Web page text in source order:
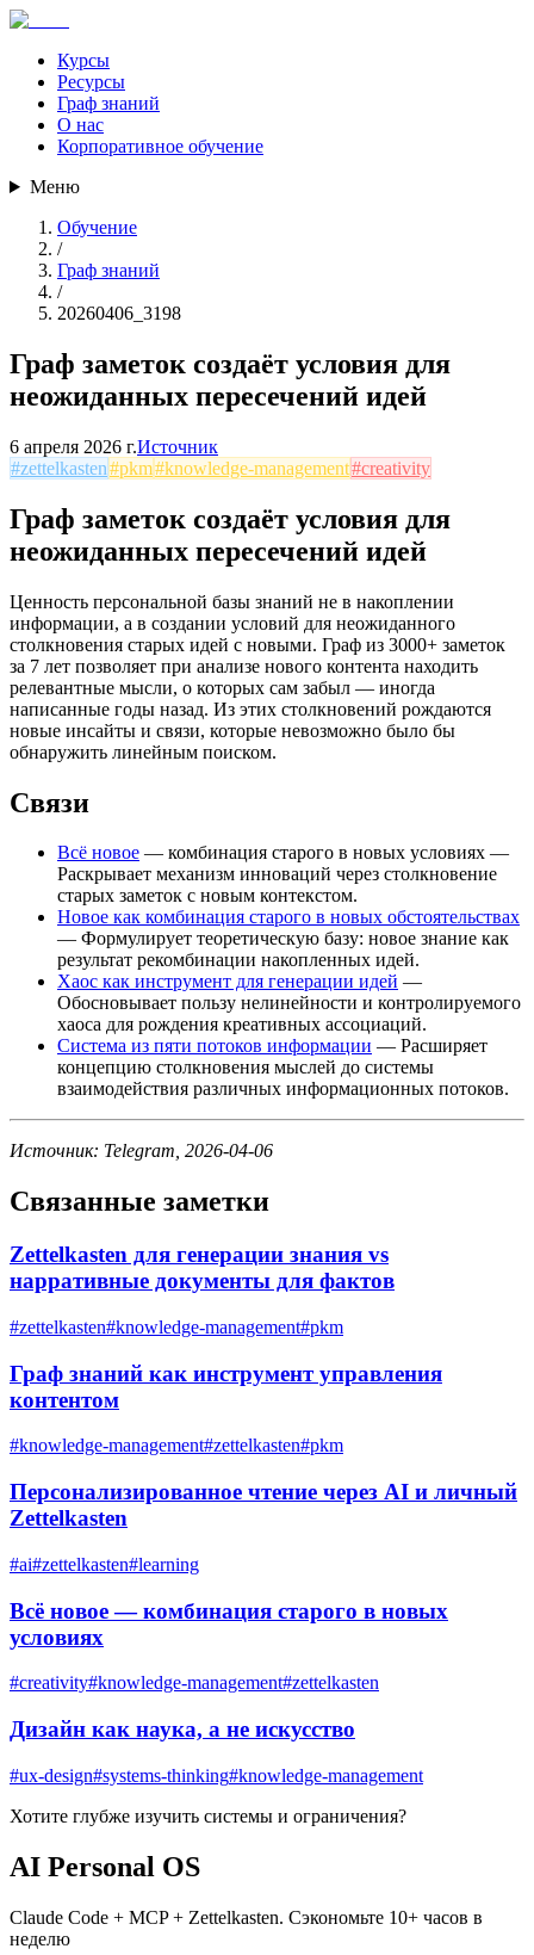
Курсы
Ресурсы
Граф знаний
О нас
Корпоративное обучение
Меню
Обучение
/
Граф знаний
/
20260406_3198
Граф заметок создаёт условия для
неожиданных пересечений идей
6 апреля 2026 г.Источник
#zettelkasten#pkm#knowledge-management#creativity
Граф заметок создаёт условия для
неожиданных пересечений идей
Ценность персональной базы знаний не в накоплении
информации, а в создании условий для неожиданного
столкновения старых идей с новыми. Граф из 3000+ заметок
за 7 лет позволяет при анализе нового контента находить
релевантные мысли, о которых сам забыл — иногда
написанные годы назад. Из этих столкновений рождаются
новые инсайты и связи, которые невозможно было бы
обнаружить линейным поиском.
Связи
Всё новое — комбинация старого в новых условиях —
Раскрывает механизм инноваций через столкновение
старых заметок с новым контекстом.
Новое как комбинация старого в новых обстоятельствах
— Формулирует теоретическую базу: новое знание как
результат рекомбинации накопленных идей.
Хаос как инструмент для генерации идей —
Обосновывает пользу нелинейности и контролируемого
хаоса для рождения креативных ассоциаций.
Система из пяти потоков информации — Расширяет
концепцию столкновения мыслей до системы
взаимодействия различных информационных потоков.
Источник: Telegram, 2026-04-06
Связанные заметки
Zettelkasten для генерации знания vs
нарративные документы для фактов
#zettelkasten#knowledge-management#pkm
Граф знаний как инструмент управления
контентом
#knowledge-management#zettelkasten#pkm
Персонализированное чтение через AI и личный
Zettelkasten
#ai#zettelkasten#learning
Всё новое — комбинация старого в новых
условиях
#creativity#knowledge-management#zettelkasten
Дизайн как наука, а не искусство
#ux-design#systems-thinking#knowledge-management
Хотите глубже изучить системы и ограничения?
AI Personal OS
Claude Code + MCP + Zettelkasten. Сэкономьте 10+ часов в
неделю